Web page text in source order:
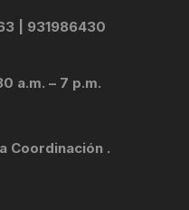
| 931986430
a.m. – 7 p.m.
Coordinación .